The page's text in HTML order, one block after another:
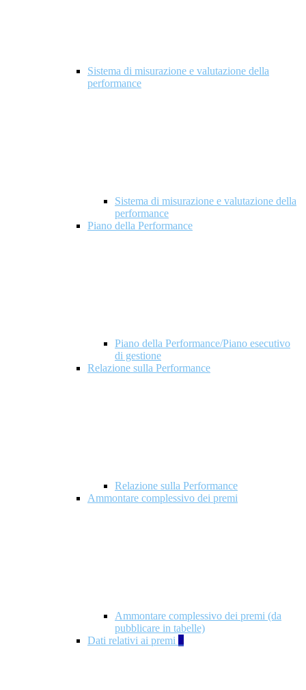
Sistema di misurazione e valutazione della
performance
Sistema di misurazione e valutazione della
performance
Piano della Performance
Piano della Performance/Piano esecutivo
di gestione
Relazione sulla Performance
Relazione sulla Performance
Ammontare complessivo dei premi
Ammontare complessivo dei premi (da
pubblicare in tabelle)
Dati relativi ai premi 5